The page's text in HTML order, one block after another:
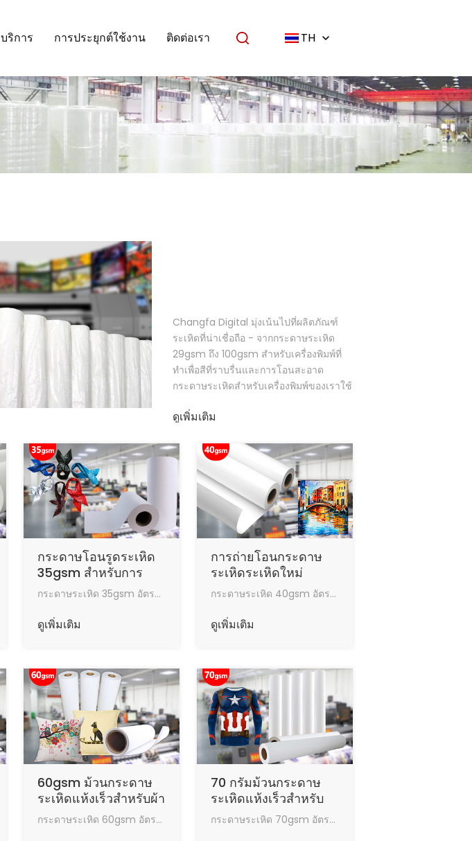
TH
บริการ การประยุกต์ใช้งาน ติดต่อเรา
Changfa Digital มุ่งเน้นไปที่ผลิตภัณฑ์
ระเหิดที่น่าเชื่อถือ - จากกระดาษระเหิด
29gsm ถึง 100gsm สำหรับเครื่องพิมพ์ที่
ทำเพื่อสีที่ราบรื่นและการโอนสะอาด
กระดาษระเหิดสำหรับเครื่องพิมพ์ของเราใช้
ดูเพิ่มเติม
กระดาษโอนรูดระเหิด
35gsm สำหรับการ
พิมพ์ดิจิตอลผ้าพันคอ กระดาษระเหิด 35gsm อัตราการโอน 95% ผลการโอนความร้อนที่ดีปริมาณหมึกสูงสุดความเร็วในการอบแห้งที่รวดเร็วทำงานในสภาพที่ดี
ดูเพิ่มเติม
การถ่ายโอนกระดาษ
ระเหิดระเหิดใหม่
40Gsm สำหรับการ
กระดาษระเหิด 40gsm อัตราการถ่ายโอนผลการถ่ายโอนความร้อนที่ดีปริมาณหมึกสูงสุดความเร็วในการอบแห้งที่รวดเร็วทำงานในสภาพที่ดี
ดูเพิ่มเติม
60gsm ม้วนกระดาษ
ระเหิดแห้งเร็วสำหรับผ้า
โพลีเอสเตอร์
กระดาษระเหิด 60gsm อัตราการถ่ายโอนผลการถ่ายโอนความร้อนที่ดีปริมาณสูงสุดของหมึกความเร็วในการอบแห้งที่รวดเร็วทำงานในสภาพที่ดี
70 กรัมม้วนกระดาษ
ระเหิดแห้งเร็วสำหรับ
กระบวนการของ
กระดาษระเหิด 70gsm อัตราการถ่ายโอนผลการถ่ายโอนความร้อนที่ดีปริมาณสูงสุดของหมึกความเร็วในการอบแห้งที่รวดเร็วทำงานในสภาพที่ดี